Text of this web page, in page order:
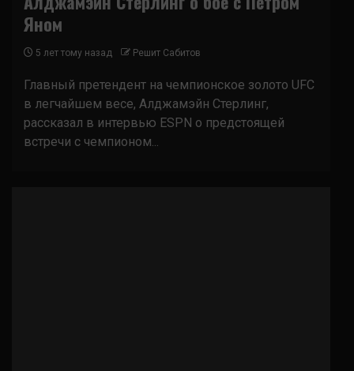
Яном
5 лет тому назад Решит Сабитов
Главный претендент на чемпионское золото UFC
в легчайшем весе, Алджамэйн Стерлинг,
рассказал в интервью ESPN о предстоящей
встречи с чемпионом...